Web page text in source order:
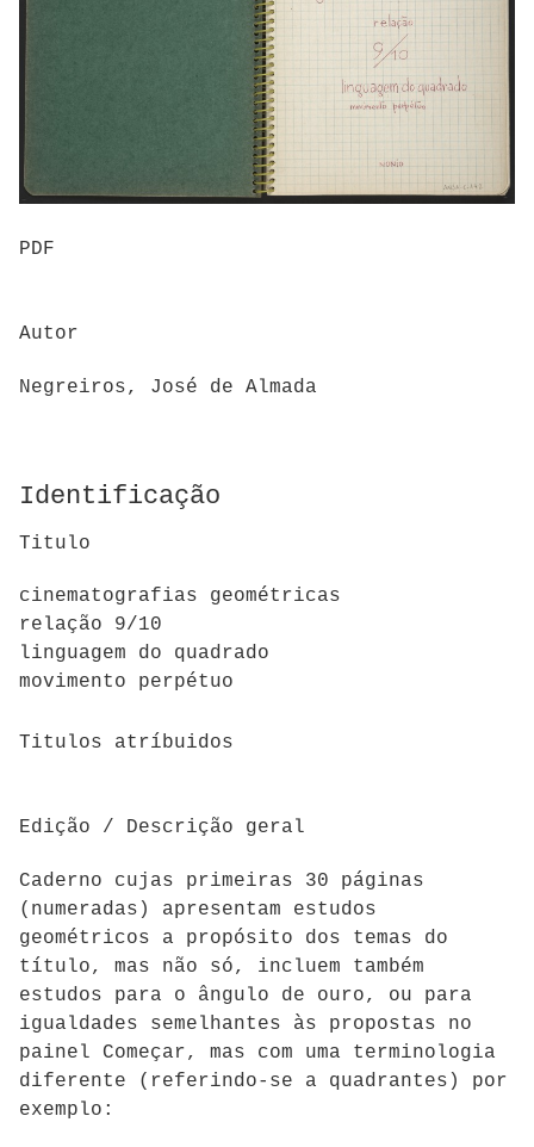
PDF
Autor
Negreiros, José de Almada
Identificação
Titulo
cinematografias geométricas
relação 9/10
linguagem do quadrado
movimento perpétuo
Titulos atríbuidos
Edição / Descrição geral
Caderno cujas primeiras 30 páginas
(numeradas) apresentam estudos
geométricos a propósito dos temas do
título, mas não só, incluem também
estudos para o ângulo de ouro, ou para
igualdades semelhantes às propostas no
painel Começar, mas com uma terminologia
diferente (referindo-se a quadrantes) por
exemplo: